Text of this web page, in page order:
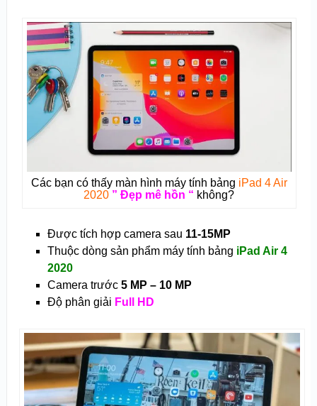
Các bạn có thấy màn hình máy tính bảng iPad 4 Air
2020 ” Đẹp mê hồn “ không?
Được tích hợp camera sau 11-15MP
Thuộc dòng sản phẩm máy tính bảng iPad Air 4
2020
Camera trước 5 MP – 10 MP
Độ phân giải Full HD